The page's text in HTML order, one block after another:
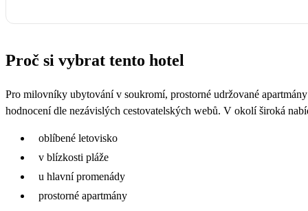
Proč si vybrat tento hotel
Pro milovníky ubytování v soukromí, prostorné udržované
hodnocení dle nezávislých cestovatelských webů. V okolí široká
oblíbené letovisko
v blízkosti pláže
u hlavní promenády
prostorné apartmány